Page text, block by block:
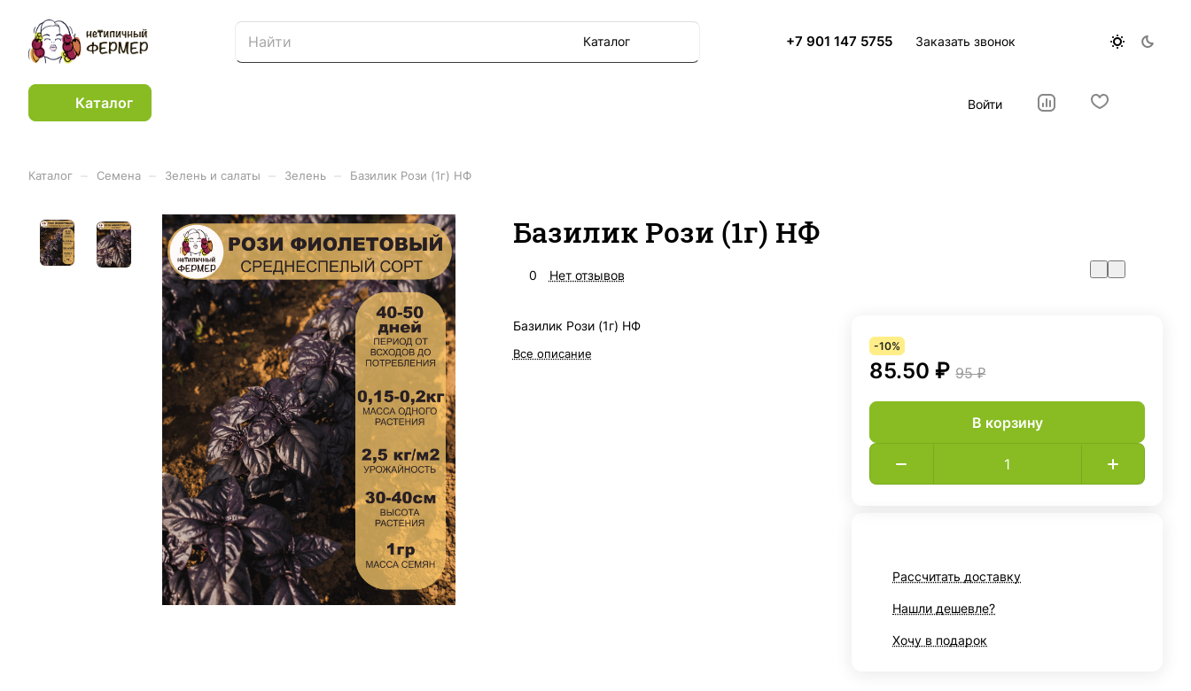
Каталог +7 901 147 5755 Заказать звонок
Каталог Войти
Каталог Семена Зелень и салаты Зелень Базилик Рози (1г) НФ
Базилик Рози (1г) НФ
0 Нет отзывов
Базилик Рози (1г) НФ
Все описание
-10%
85.50 ₽ 95 ₽
В корзину
Рассчитать доставку
Нашли дешевле?
Хочу в подарок